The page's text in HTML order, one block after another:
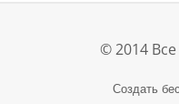
© 2014
Создать